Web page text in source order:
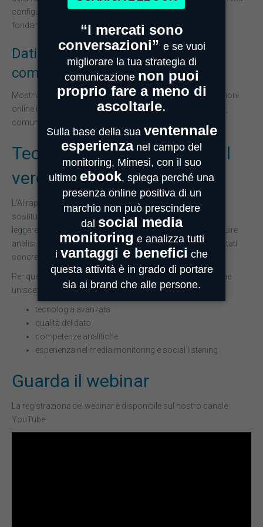
configurazione delle query e la selezione delle fonti siano
fondamentali per ottenere insight affidabili.
Dati e insight per marketing e
comunicazione
Mostriamo come trasformare grandi volumi di conversazioni
online in informazioni strategiche utili per brand, marketing,
comunicazione e digital PR.
Tecnologia e competenze: il
vero valore dell’analisi
L’AI rappresenta un acceleratore straordinario, ma non
sostituisce il lavoro strategico degli analisti. La capacità di
leggere il contesto, interpretare correttamente i dati e costruire
analisi efficaci resta un elemento centrale per ottenere risultati
concreti.
Per questo motivo, in Mimesi crediamo in un approccio che
unisce:
tecnologia avanzata
qualità del dato
competenze analitiche
esperienza nel media monitoring e social listening
Guarda il webinar
La registrazione del webinar è disponibile sul nostro canale
YouTube.